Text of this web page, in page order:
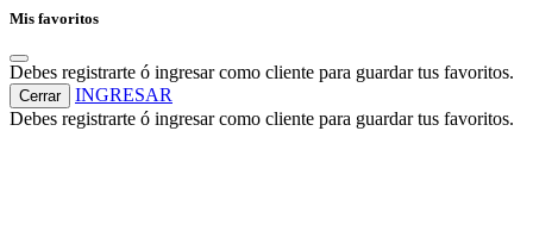
Mis favoritos
Debes registrarte ó ingresar como cliente para guardar tus favoritos.
Cerrar
INGRESAR
Debes registrarte ó ingresar como cliente para guardar tus favoritos.